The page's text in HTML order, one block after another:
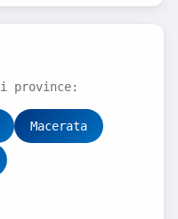
province:
Macerata